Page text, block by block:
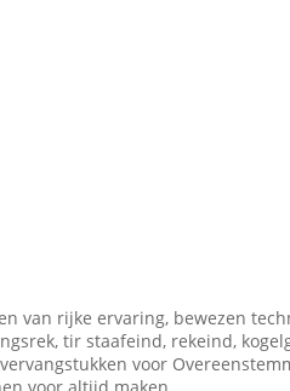
van rijke ervaring, bewezen
tir staafeind, rekeind,
voor